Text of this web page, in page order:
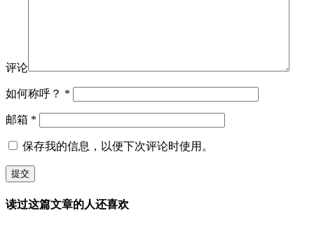
评论
如何称呼？ *
邮箱 *
保存我的信息，以便下次评论时使用。
读过这篇文章的人还喜欢